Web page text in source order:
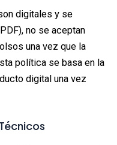
digitales y se
no se aceptan
una vez que la
política se basa en la
digital una vez